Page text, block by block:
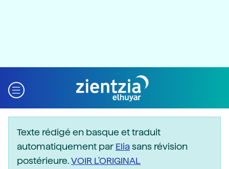
Texte rédigé en basque et traduit
automatiquement parEliasans révision
postérieure.VOIR L'ORIGINAL